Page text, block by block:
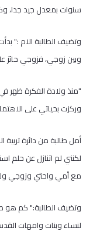
سنوات بمعدل جيد جدا،
وتضيف الطالبة الام :"
وبين زوجي، فزوجي حائز
"منذ ولادة الفكرة ظهر
وركزت بحياتي على
أمل طالبة من دائرة
لكنني لم اتنازل عن حلم
مع أمي واختي وزوجي ولم
وتضيف الطالبة:" كم هو
لنساء وبنات وامهات